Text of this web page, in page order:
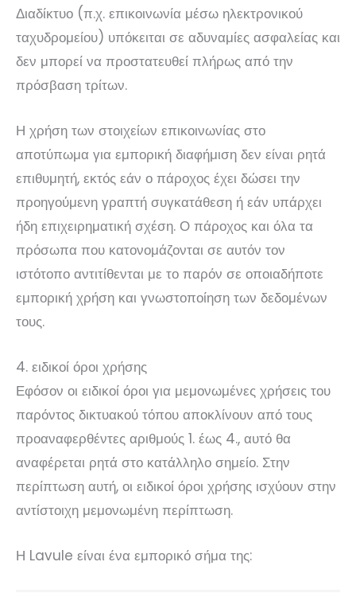
Διαδίκτυο (π.χ. επικοινωνία μέσω ηλεκτρονικού
ταχυδρομείου) υπόκειται σε αδυναμίες ασφαλείας και
δεν μπορεί να προστατευθεί πλήρως από την
πρόσβαση τρίτων.
Η χρήση των στοιχείων επικοινωνίας στο
αποτύπωμα για εμπορική διαφήμιση δεν είναι ρητά
επιθυμητή, εκτός εάν ο πάροχος έχει δώσει την
προηγούμενη γραπτή συγκατάθεση ή εάν υπάρχει
ήδη επιχειρηματική σχέση. Ο πάροχος και όλα τα
πρόσωπα που κατονομάζονται σε αυτόν τον
ιστότοπο αντιτίθενται με το παρόν σε οποιαδήποτε
εμπορική χρήση και γνωστοποίηση των δεδομένων
τους.
4. ειδικοί όροι χρήσης
Εφόσον οι ειδικοί όροι για μεμονωμένες χρήσεις του
παρόντος δικτυακού τόπου αποκλίνουν από τους
προαναφερθέντες αριθμούς 1. έως 4., αυτό θα
αναφέρεται ρητά στο κατάλληλο σημείο. Στην
περίπτωση αυτή, οι ειδικοί όροι χρήσης ισχύουν στην
αντίστοιχη μεμονωμένη περίπτωση.
Η Lavule είναι ένα εμπορικό σήμα της: